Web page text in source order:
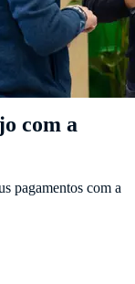
com a
pagamentos com a